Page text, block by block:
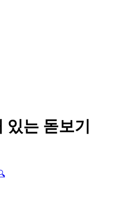
있는 돋보기